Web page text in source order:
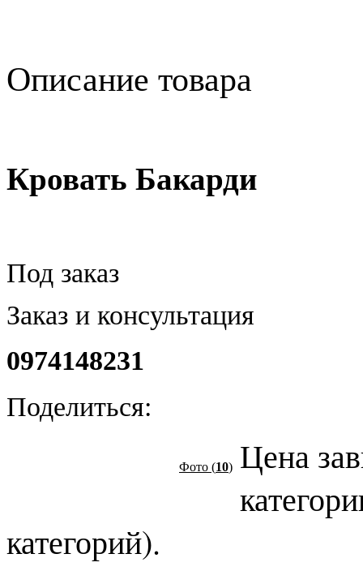
Описание товара
Кровать Бакарди
Под заказ
Заказ и консультация
0974148231
Поделиться:
Фото (10) Цена
категорий).